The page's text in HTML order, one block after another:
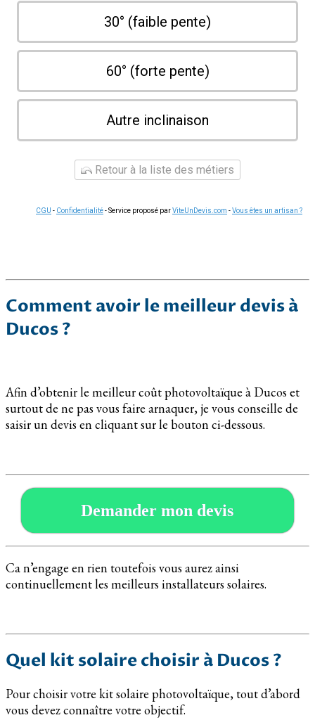
30° (faible pente)
60° (forte pente)
Autre inclinaison
Retour à la liste des métiers
CGU - Confidentialité- Service proposé parViteUnDevis.com -Vous êtes un artisan ?
Comment avoir le meilleur devis à
Ducos ?
Afin d’obtenir le meilleur coût photovoltaïque à Ducos et
surtout de ne pas vous faire arnaquer, je vous conseille de
saisir un devis en cliquant sur le bouton ci-dessous.
Demander mon devis
Ca n’engage en rien toutefois vous aurez ainsi
continuellement les meilleurs installateurs solaires.
Quel kit solaire choisir à Ducos ?
Pour choisir votre kit solaire photovoltaïque, tout d’abord
vous devez connaître votre objectif.